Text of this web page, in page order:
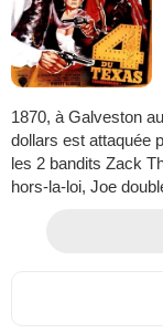
1870, à Galveston
dollars est attaquée
les 2 bandits Zack
hors-la-loi, Joe